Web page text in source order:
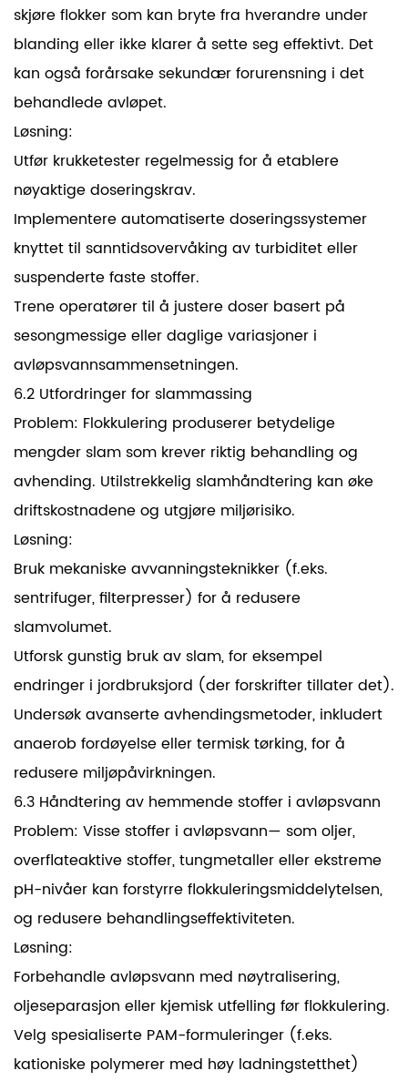
skjøre flokker som kan bryte fra hverandre under
blanding eller ikke klarer å sette seg effektivt. Det
kan også forårsake sekundær forurensning i det
behandlede avløpet.
Løsning:
Utfør krukketester regelmessig for å etablere
nøyaktige doseringskrav.
Implementere automatiserte doseringssystemer
knyttet til sanntidsovervåking av turbiditet eller
suspenderte faste stoffer.
Trene operatører til å justere doser basert på
sesongmessige eller daglige variasjoner i
avløpsvannsammensetningen.
6.2 Utfordringer for slammassing
Problem: Flokkulering produserer betydelige
mengder slam som krever riktig behandling og
avhending. Utilstrekkelig slamhåndtering kan øke
driftskostnadene og utgjøre miljørisiko.
Løsning:
Bruk mekaniske avvanningsteknikker (f.eks.
sentrifuger, filterpresser) for å redusere
slamvolumet.
Utforsk gunstig bruk av slam, for eksempel
endringer i jordbruksjord (der forskrifter tillater det).
Undersøk avanserte avhendingsmetoder, inkludert
anaerob fordøyelse eller termisk tørking, for å
redusere miljøpåvirkningen.
6.3 Håndtering av hemmende stoffer i avløpsvann
Problem: Visse stoffer i avløpsvann— som oljer,
overflateaktive stoffer, tungmetaller eller ekstreme
pH-nivåer kan forstyrre flokkuleringsmiddelytelsen,
og redusere behandlingseffektiviteten.
Løsning:
Forbehandle avløpsvann med nøytralisering,
oljeseparasjon eller kjemisk utfelling før flokkulering.
Velg spesialiserte PAM-formuleringer (f.eks.
kationiske polymerer med høy ladningstetthet)